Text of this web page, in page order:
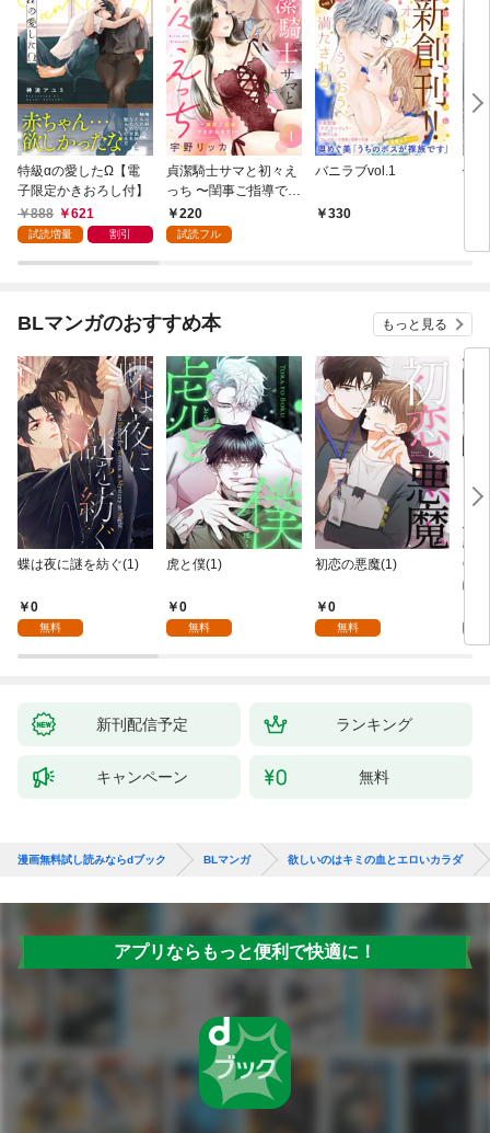
特級αの愛したΩ【電
子限定かきおろし付】
888
621
試読増量 割引
貞潔騎士サマと初々え
っち 〜閨事ご指導でき
かねます！〜（1）
220
試読フル
バニラブvol.1
330
偽
BLマンガのおすすめ本 もっと見る
蝶は夜に謎を紡ぐ(1)
0
無料
虎と僕(1)
0
無料
初恋の悪魔(1)
0
無料
齢
新刊配信予定 ランキング
キャンペーン 無料
漫画無料試し読みならdブック BLマンガ 欲しいのはキミの血とエロいカラダ
アプリならもっと便利で快適に！